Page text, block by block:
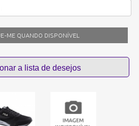
ME QUANDO DISPONÍVEL